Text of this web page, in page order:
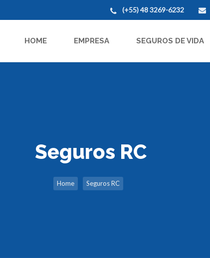
(+55) 48 3269-6232
HOME EMPRESA SEGUROS DE VIDA
Seguros RC
Home Seguros RC